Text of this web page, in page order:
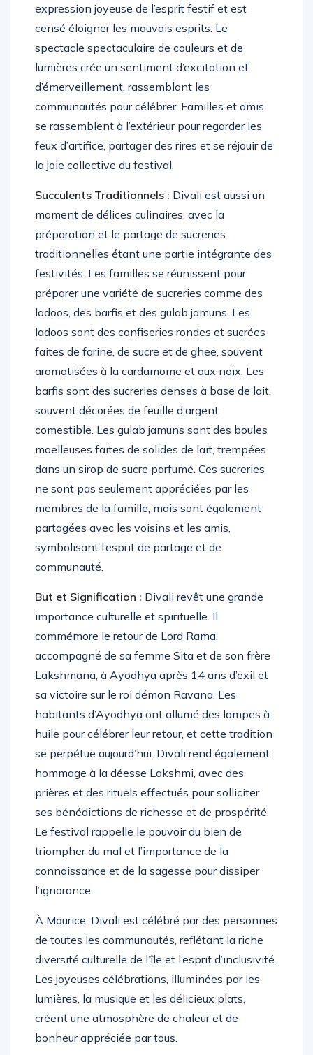
expression joyeuse de l’esprit festif et est
censé éloigner les mauvais esprits. Le
spectacle spectaculaire de couleurs et de
lumières crée un sentiment d’excitation et
d’émerveillement, rassemblant les
communautés pour célébrer. Familles et amis
se rassemblent à l’extérieur pour regarder les
feux d’artifice, partager des rires et se réjouir de
la joie collective du festival.
Succulents Traditionnels : Divali est aussi un
moment de délices culinaires, avec la
préparation et le partage de sucreries
traditionnelles étant une partie intégrante des
festivités. Les familles se réunissent pour
préparer une variété de sucreries comme des
ladoos, des barfis et des gulab jamuns. Les
ladoos sont des confiseries rondes et sucrées
faites de farine, de sucre et de ghee, souvent
aromatisées à la cardamome et aux noix. Les
barfis sont des sucreries denses à base de lait,
souvent décorées de feuille d’argent
comestible. Les gulab jamuns sont des boules
moelleuses faites de solides de lait, trempées
dans un sirop de sucre parfumé. Ces sucreries
ne sont pas seulement appréciées par les
membres de la famille, mais sont également
partagées avec les voisins et les amis,
symbolisant l’esprit de partage et de
communauté.
But et Signification : Divali revêt une grande
importance culturelle et spirituelle. Il
commémore le retour de Lord Rama,
accompagné de sa femme Sita et de son frère
Lakshmana, à Ayodhya après 14 ans d’exil et
sa victoire sur le roi démon Ravana. Les
habitants d’Ayodhya ont allumé des lampes à
huile pour célébrer leur retour, et cette tradition
se perpétue aujourd’hui. Divali rend également
hommage à la déesse Lakshmi, avec des
prières et des rituels effectués pour solliciter
ses bénédictions de richesse et de prospérité.
Le festival rappelle le pouvoir du bien de
triompher du mal et l’importance de la
connaissance et de la sagesse pour dissiper
l’ignorance.
À Maurice, Divali est célébré par des personnes
de toutes les communautés, reflétant la riche
diversité culturelle de l’île et l’esprit d’inclusivité.
Les joyeuses célébrations, illuminées par les
lumières, la musique et les délicieux plats,
créent une atmosphère de chaleur et de
bonheur appréciée par tous.